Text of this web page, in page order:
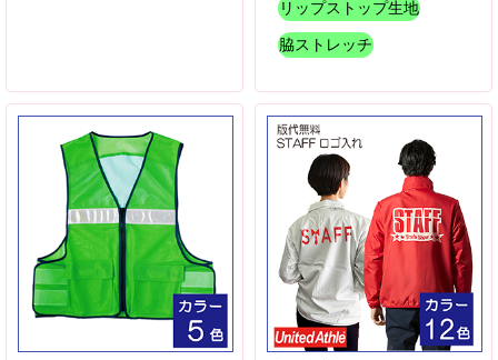
リップストップ生地
脇ストレッチ